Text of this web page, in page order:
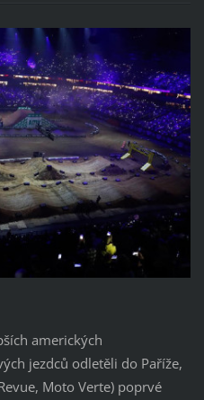
amerických
jezdců odletěli do Paříže,
Moto Verte) poprvé